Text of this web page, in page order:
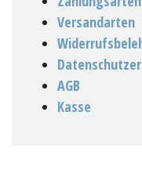
Versandarten
AGB
Kasse